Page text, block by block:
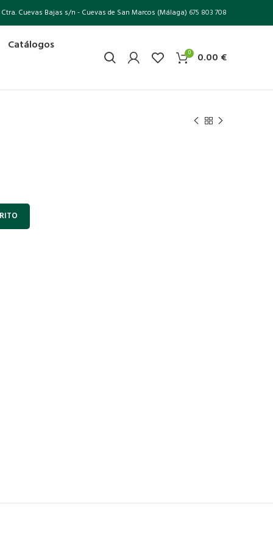
Ctra. Cuevas Bajas s/n - Cuevas de San Marcos (Málaga) 675 803 708
Catálogos 0 0.00 €